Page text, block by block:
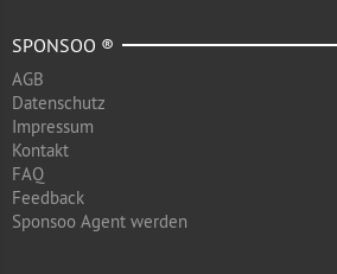
SPONSOO ®
AGB
Datenschutz
Impressum
Kontakt
FAQ
Feedback
Sponsoo Agent werden